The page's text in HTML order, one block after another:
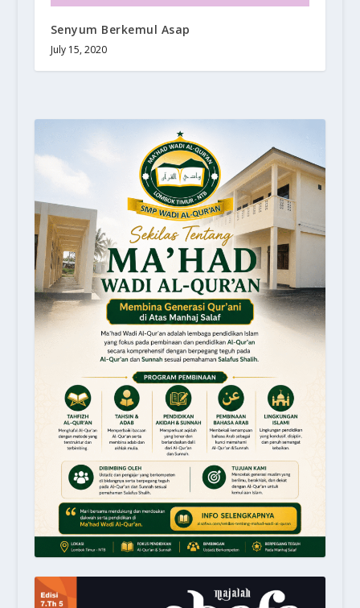
Senyum Berkemul Asap
July 15, 2020